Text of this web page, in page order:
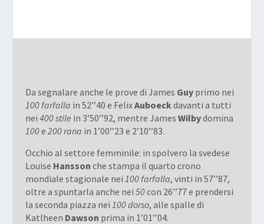
​Da segnalare anche le prove di James Guyprimo nei
100 farfalla in 52’’40 e FelixAuboeckdavanti a tutti
nei 400 stile in 3’50’’92, mentre James Wilbydomina
100e 200 rana in 1’00’’23 e 2’10’’83.
Occhio al settore femminile: in spolvero la svedese
Louise Hansson che stampa il quarto crono
mondiale stagionale nei 100 farfalla, vinti in 57’’87,
oltre a spuntarla anche nei 50con 26’’77 e prendersi
la seconda piazza nei 100 dorso, alle spalle di
Katlheen Dawson prima in 1’01’’04.